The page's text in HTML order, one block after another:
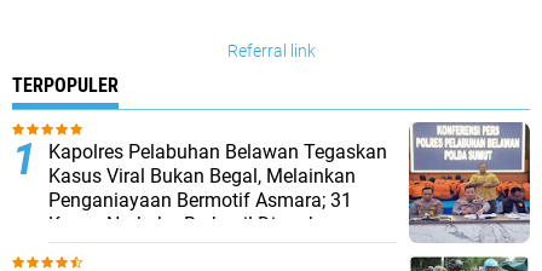
Referral link
TERPOPULER
Kapolres Pelabuhan Belawan Tegaskan
Kasus Viral Bukan Begal, Melainkan
Penganiayaan Bermotif Asmara; 31
Kasus Narkoba Berhasil Diungkap